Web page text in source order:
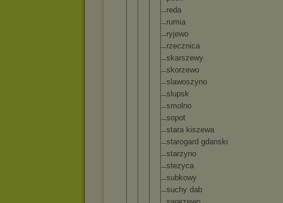
reda
rumia
ryjewo
rzecznica
skarszewy
skorzewo
slawoszyno
slupsk
smolno
sopot
stara kiszewa
starogard gdanski
starzyno
stezyca
subkowy
suchy dab